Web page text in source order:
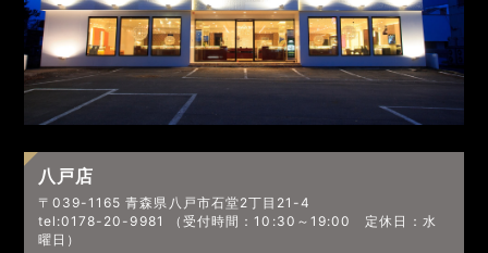
八戸店
〒039-1165 青森県八戸市石堂2丁目21-4
tel:0178-20-9981 （受付時間：10:30～19:00 定休日：水
曜日）